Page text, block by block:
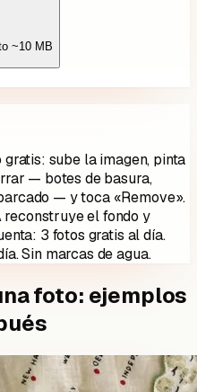
~10 MB
sube la imagen, pinta
— botes de basura,
— y toca «Remove».
reconstruye el fondo y
3 fotos gratis al día.
Sin marcas de agua.
foto: ejemplos